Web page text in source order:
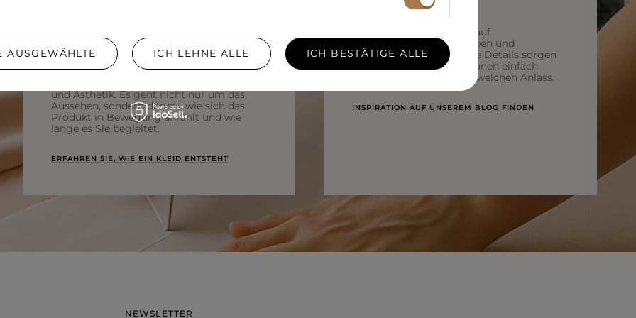
und Ästhetik. Es geht nicht nur um das
Aussehen, sondern darum, wie sich das
Produkt in Bewegung anfühlt und wie
lange es Sie begleitet.
ERFAHREN SIE, WIE EIN KLEID ENTSTEHT
Wir entwerfen mit Blick auf
unterschiedliche Figurtypen und
Bedürfnisse. Durchdachte Details sorgen
dafür, dass unsere Kreationen einfach
„sitzen" – ganz gleich für welchen Anlass.
INSPIRATION AUF UNSEREM BLOG FINDEN
NEWSLETTER
AUSGEWÄHLTE ICH LEHNE ALLE ICH BESTÄTIGE ALLE